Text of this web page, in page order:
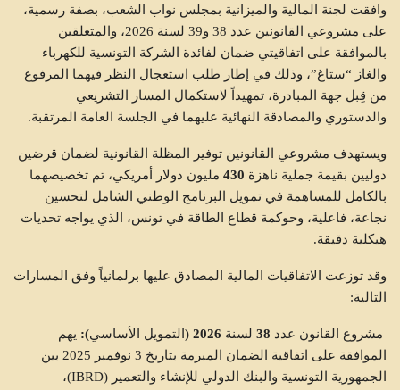
وافقت لجنة المالية والميزانية بمجلس نواب الشعب، بصفة رسمية،
على مشروعي القانونين عدد 38 و39 لسنة 2026، والمتعلقين
بالموافقة على اتفاقيتي ضمان لفائدة الشركة التونسية للكهرباء
والغاز “ستاغ”، وذلك في إطار طلب استعجال النظر فيهما المرفوع
من قِبل جهة المبادرة، تمهيداً لاستكمال المسار التشريعي
والدستوري والمصادقة النهائية عليهما في الجلسة العامة المرتقبة.
ويستهدف مشروعي القانونين توفير المظلة القانونية لضمان قرضين
دوليين بقيمة جملية ناهزة 430 مليون دولار
أمريكي، تم تخصيصهما
بالكامل للمساهمة في تمويل البرنامج الوطني الشامل لتحسين
نجاعة، فاعلية، وحوكمة قطاع الطاقة في تونس، الذي يواجه تحديات
هيكلية دقيقة.
وقد توزعت الاتفاقيات المالية المصادق عليها برلمانياً وفق المسارات
التالية:
مشروع القانون عدد لسنة التمويل الأساسي): يهم
الموافقة على اتفاقية الضمان المبرمة بتاريخ 3 نوفمبر 2025 بين
الجمهورية التونسية والبنك الدولي للإنشاء والتعمير (IBRD)،